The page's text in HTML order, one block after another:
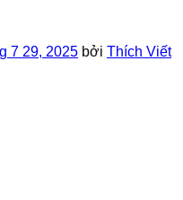
7 29, 2025 bởi Thích Viết